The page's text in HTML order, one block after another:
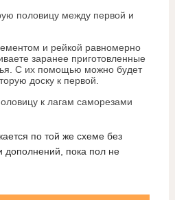
половицу между первой и
и рейкой равномерно
заранее приготовленные
С их помощью можно будет
доску к первой.
к лагам саморезами
по той же схеме без
дополнений, пока пол не